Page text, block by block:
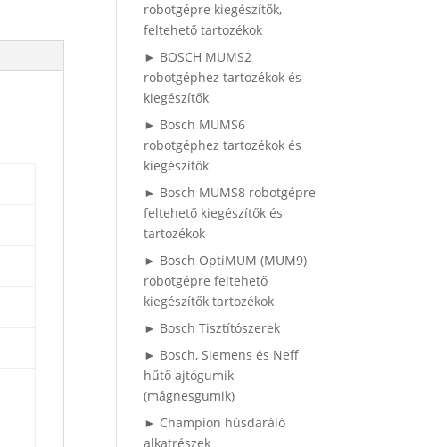
robotgépre kiegészítők,
feltehető tartozékok
► BOSCH MUMS2
robotgéphez tartozékok és
kiegészítők
► Bosch MUMS6
robotgéphez tartozékok és
kiegészítők
► Bosch MUMS8 robotgépre
feltehető kiegészítők és
tartozékok
► Bosch OptiMUM (MUM9)
robotgépre feltehető
kiegészítők tartozékok
► Bosch Tisztítószerek
► Bosch, Siemens és Neff
hűtő ajtógumik
(mágnesgumik)
► Champion húsdaráló
alkatrészek